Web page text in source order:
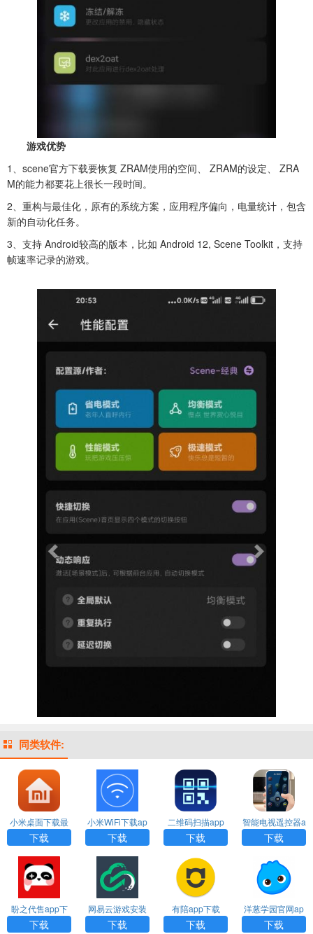
游戏优势
1、 scene官方下载要恢复 ZRAM使用的空间、 ZRAM的设定、 ZRA
M的能力都要花上很长一段时间。
2、重构与最佳化，原有的系统方案，应用程序偏向，电量统计，包含
新的自动化任务。
3、支持 Android较高的版本，比如 Android 12, Scene Toolkit，支持
帧速率记录的游戏。
同类软件:
小米桌面下载最
新版
下载
小米WiFi下载ap
p官方版
下载
二维码扫描app
下载安装
下载
智能电视遥控器a
pp下载安装
下载
盼之代售app下
载
下载
网易云游戏安装
下载
下载
有陪app下载
下载
洋葱学园官网ap
p下载
下载